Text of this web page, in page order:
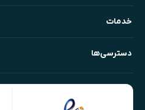
خدمات
دسترسی‌ها